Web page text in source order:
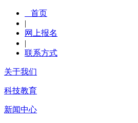
首页
|
网上报名
|
联系方式
关于我们
科技教育
新闻中心